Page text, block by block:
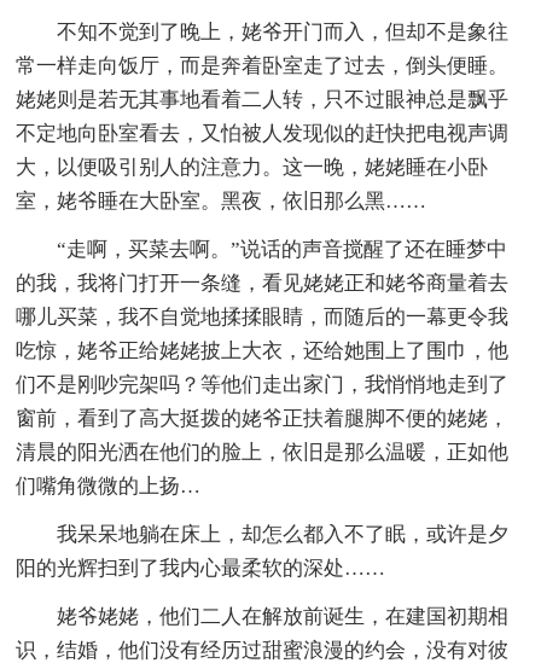
不知不觉到了晚上，姥爷开门而入，但却不是象往
常一样走向饭厅，而是奔着卧室走了过去，倒头便睡。
姥姥则是若无其事地看着二人转，只不过眼神总是飘乎
不定地向卧室看去，又怕被人发现似的赶快把电视声调
大，以便吸引别人的注意力。这一晚，姥姥睡在小卧
室，姥爷睡在大卧室。黑夜，依旧那么黑……
“走啊，买菜去啊。”说话的声音搅醒了还在睡梦中
的我，我将门打开一条缝，看见姥姥正和姥爷商量着去
哪儿买菜，我不自觉地揉揉眼睛，而随后的一幕更令我
吃惊，姥爷正给姥姥披上大衣，还给她围上了围巾，他
们不是刚吵完架吗？等他们走出家门，我悄悄地走到了
窗前，看到了高大挺拨的姥爷正扶着腿脚不便的姥姥，
清晨的阳光洒在他们的脸上，依旧是那么温暖，正如他
们嘴角微微的上扬…
我呆呆地躺在床上，却怎么都入不了眠，或许是夕
阳的光辉扫到了我内心最柔软的深处……
姥爷姥姥，他们二人在解放前诞生，在建国初期相
识，结婚，他们没有经历过甜蜜浪漫的约会，没有对彼